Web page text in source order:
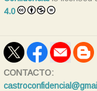
4.0
CONTACTO: